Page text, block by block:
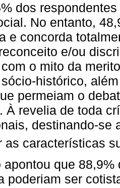
dos
No entanto,
e concorda
e/ou
o mito da
histórico,
permeiam o
À revelia de toda
destinando-se
as características
apontou que
poderiam ser